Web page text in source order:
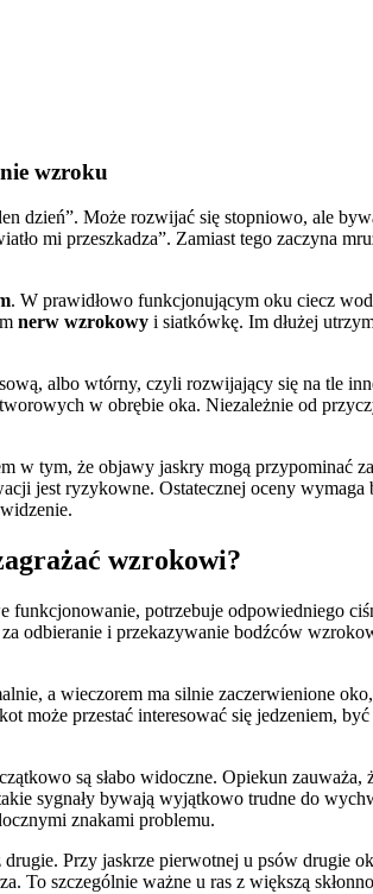
wzroku
dzień”. Może rozwijać się stopniowo, ale
mi przeszkadza”. Zamiast tego zaczyna
. W prawidłowo funkcjonującym oku ciecz
nerw wzrokowy i siatkówkę. Im dłużej
albo wtórny, czyli rozwijający się na tle
w obrębie oka. Niezależnie od
w tym, że objawy jaskry mogą
jest ryzykowne. Ostatecznej oceny
wzrokowi?
potrzebuje odpowiedniego
i przekazywanie bodźców
a wieczorem ma silnie zaczerwienione
może przestać interesować się jedzeniem,
są słabo widoczne. Opiekun
sygnały bywają wyjątkowo trudne do
znakami problemu.
Przy jaskrze pierwotnej u psów drugie
To szczególnie ważne u ras z większą